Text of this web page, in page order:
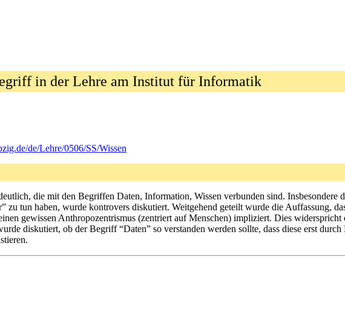
in der Lehre am Institut für Informatik
de/Lehre/0506/SS/Wissen
die mit den Begriffen Daten, Information, Wissen verbunden sind. Insbesondere
zu tun haben, wurde kontrovers diskutiert. Weitgehend geteilt wurde die Auffassung,
gewissen Anthropozentrismus (zentriert auf Menschen) impliziert. Dies widerspricht
diskutiert, ob der Begriff “Daten” so verstanden werden sollte, dass diese erst durch